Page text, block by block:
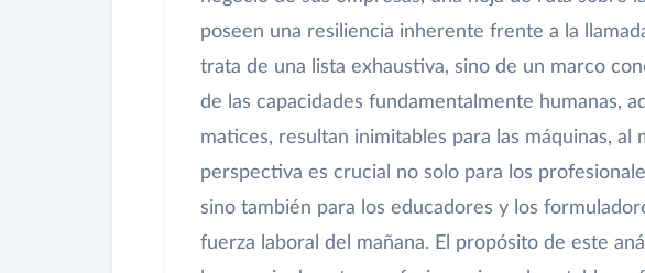
poseen una resiliencia inherente frente a la
trata de una lista exhaustiva, sino de un marco
de las capacidades fundamentalmente humanas,
matices, resultan inimitables para las máquinas, al
perspectiva es crucial no solo para los
sino también para los educadores y los
fuerza laboral del mañana. El propósito de este